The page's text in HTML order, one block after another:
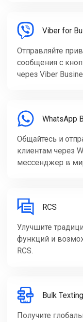
Viber for
Отправляйте
сообщения с
через Viber
WhatsApp
Общайтесь и
клиентам через
мессенджер в
RCS
Улучшите
функций и
RCS.
Bulk Texting
Получите